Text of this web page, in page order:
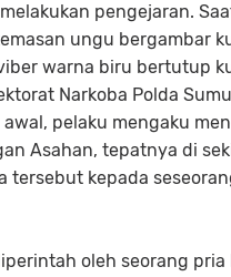
pengejaran.
ungu bergambar
warna biru bertutup
Narkoba Polda
awal, pelaku mengaku
Asahan, tepatnya di
tersebut kepada
oleh seorang